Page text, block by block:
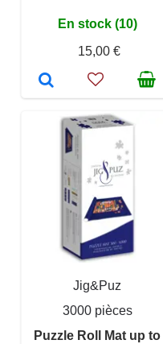
En stock (10)
15,00 €
Jig&Puz
3000 pièces
Puzzle Roll Mat up to